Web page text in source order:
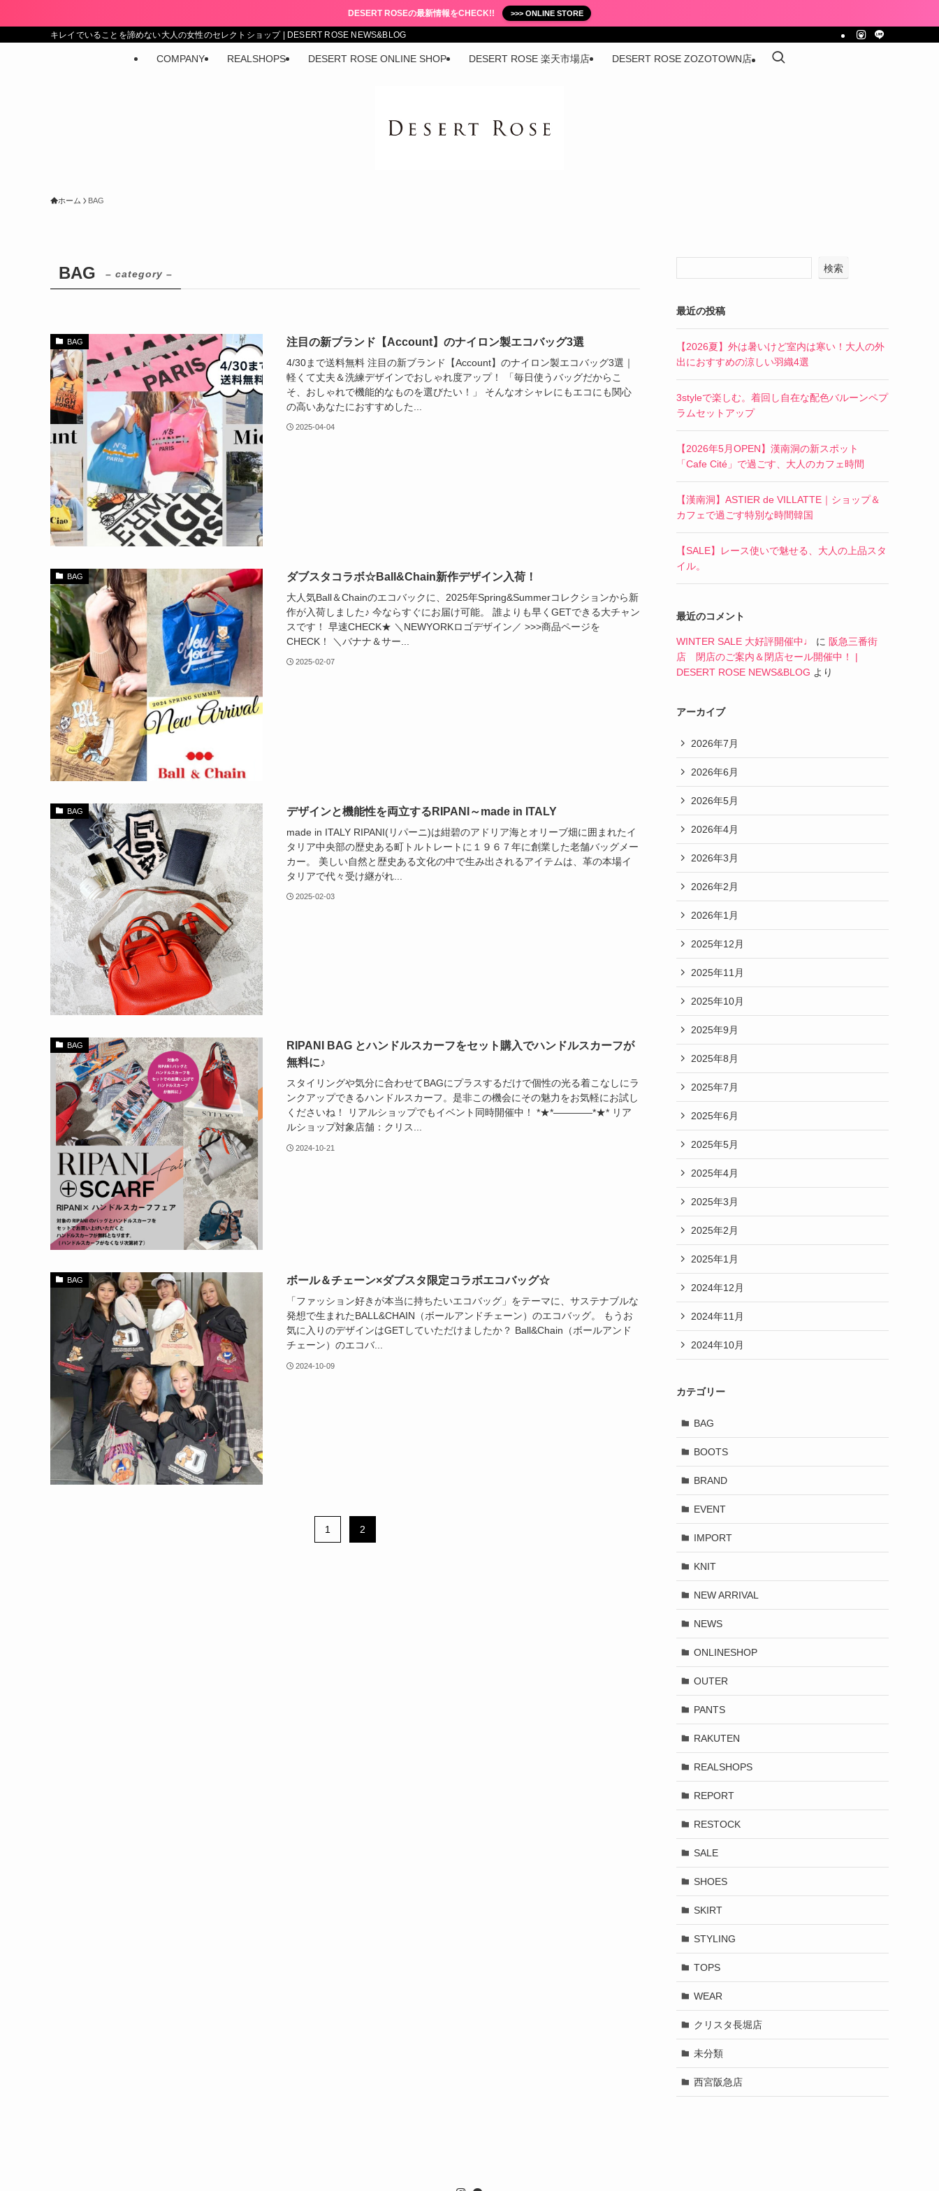
DESERT ROSEの最新情報をCHECK!! >>> ONLINE STORE
キレイでいることを諦めない大人の女性のセレクトショップ | DESERT ROSE NEWS&BLOG
COMPANY REALSHOPS DESERT ROSE ONLINE SHOP DESERT ROSE 楽天市場店 DESERT ROSE ZOZOTOWN店
ホーム BAG
BAG – category –
BAG 注目の新ブランド【Account】のナイロン製エコバッグ3選
4/30まで送料無料 注目の新ブランド【Account】のナイロン製エコバッグ3選｜
軽くて丈夫＆洗練デザインでおしゃれ度アップ！ 「毎日使うバッグだからこ
そ、おしゃれで機能的なものを選びたい！」 そんなオシャレにもエコにも関心
の高いあなたにおすすめした...
2025-04-04
BAG ダブスタコラボ☆Ball&Chain新作デザイン入荷！
大人気Ball＆Chainのエコバックに、2025年Spring&Summerコレクションから新
作が入荷しました♪ 今ならすぐにお届け可能。 誰よりも早くGETできる大チャン
スです！ 早速CHECK★ ＼NEWYORKロゴデザイン／ >>>商品ページを
CHECK！ ＼バナナ＆サー...
2025-02-07
BAG デザインと機能性を両立するRIPANI～made in ITALY
made in ITALY RIPANI(リパーニ)は紺碧のアドリア海とオリーブ畑に囲まれたイ
タリア中央部の歴史ある町トルトレートに１９６７年に創業した老舗バッグメー
カー。 美しい自然と歴史ある文化の中で生み出されるアイテムは、革の本場イ
タリアで代々受け継がれ...
2025-02-03
BAG
RIPANI BAG とハンドルスカーフをセット購入でハンドルスカーフが
無料に♪
スタイリングや気分に合わせてBAGにプラスするだけで個性の光る着こなしにラ
ンクアップできるハンドルスカーフ。是非この機会にその魅力をお気軽にお試し
くださいね！ リアルショップでもイベント同時開催中！ *★*――――*★* リア
ルショップ対象店舗：クリス...
2024-10-21
BAG ボール＆チェーン×ダブスタ限定コラボエコバッグ☆
「ファッション好きが本当に持ちたいエコバッグ」をテーマに、サステナブルな
発想で生まれたBALL&CHAIN（ボールアンドチェーン）のエコバッグ。 もうお
気に入りのデザインはGETしていただけましたか？ Ball&Chain（ボールアンド
チェーン）のエコバ...
2024-10-09
1 2
検索
最近の投稿
【2026夏】外は暑いけど室内は寒い！大人の外
出におすすめの涼しい羽織4選
3styleで楽しむ。着回し自在な配色バルーンペプ
ラムセットアップ
【2026年5月OPEN】漢南洞の新スポット
「Cafe Cité」で過ごす、大人のカフェ時間
【漢南洞】ASTIER de VILLATTE｜ショップ＆
カフェで過ごす特別な時間韓国
【SALE】レース使いで魅せる、大人の上品スタ
イル。
最近のコメント
WINTER SALE 大好評開催中♩ に 阪急三番街
店 閉店のご案内＆閉店セール開催中！ |
DESERT ROSE NEWS&BLOG より
アーカイブ
2026年7月
2026年6月
2026年5月
2026年4月
2026年3月
2026年2月
2026年1月
2025年12月
2025年11月
2025年10月
2025年9月
2025年8月
2025年7月
2025年6月
2025年5月
2025年4月
2025年3月
2025年2月
2025年1月
2024年12月
2024年11月
2024年10月
カテゴリー
BAG
BOOTS
BRAND
EVENT
IMPORT
KNIT
NEW ARRIVAL
NEWS
ONLINESHOP
OUTER
PANTS
RAKUTEN
REALSHOPS
REPORT
RESTOCK
SALE
SHOES
SKIRT
STYLING
TOPS
WEAR
クリスタ長堀店
未分類
西宮阪急店